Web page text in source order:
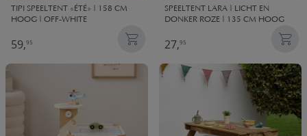
TIPI SPEELTENT «ÉTÉ» | 158 CM
HOOG | OFF-WHITE
59,95
SPEELTENT LARA | LICHT EN
DONKER ROZE | 135 CM HOOG
27,95